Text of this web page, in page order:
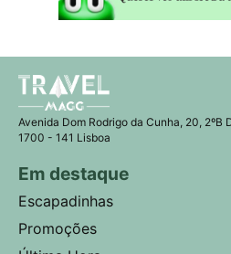
Avenida Dom Rodrigo da Cunha, 20, 2ºB
1700 - 141 Lisboa
Em destaque
Escapadinhas
Promoções